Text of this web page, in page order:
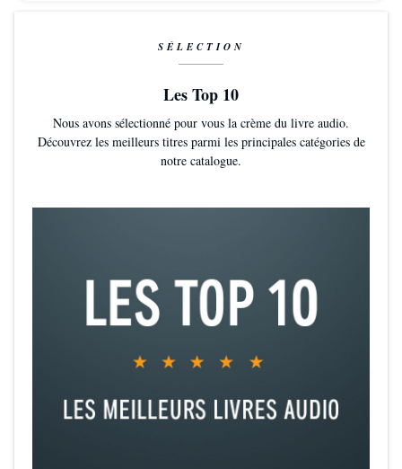
SÉLECTION
Les Top 10
Nous avons sélectionné pour vous la crème du livre audio.
Découvrez les meilleurs titres parmi les principales catégories de
notre catalogue.